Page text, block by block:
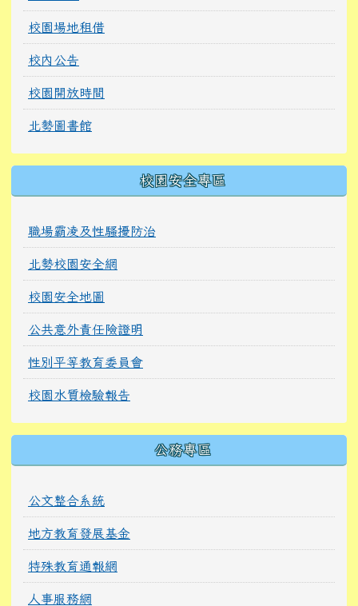
校園場地租借
校內公告
校園開放時間
北勢圖書館
校園安全專區
職場霸凌及性騷擾防治
北勢校園安全網
校園安全地圖
公共意外責任險證明
性別平等教育委員會
校園水質檢驗報告
公務專區
公文整合系統
地方教育發展基金
特殊教育通報網
人事服務網